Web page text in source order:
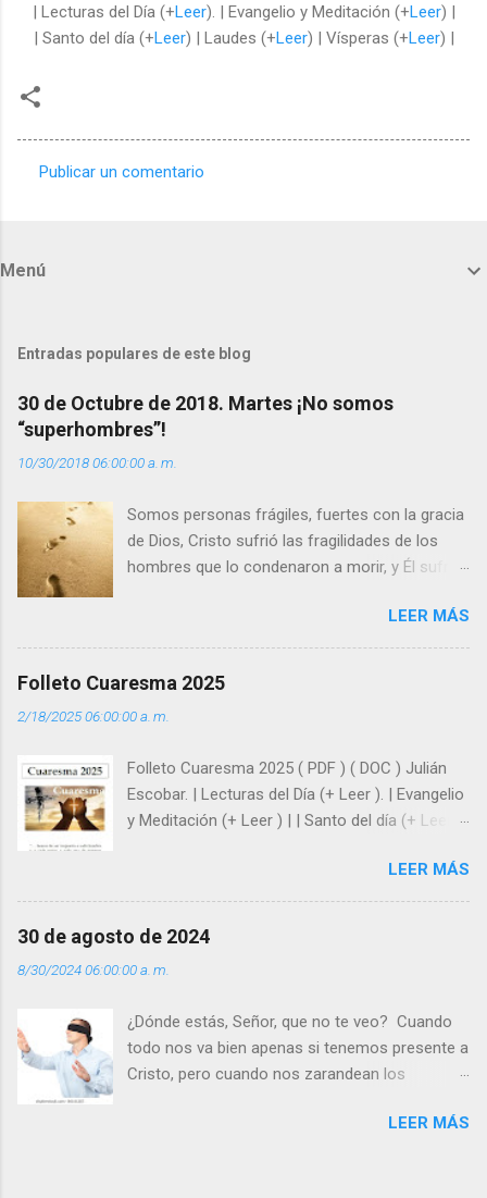
| Lecturas del Día (+Leer). | Evangelio y Meditación (+Leer) |
| Santo del día (+Leer) | Laudes (+Leer) | Vísperas (+Leer) |
t
r
i
o
s
Publicar un comentario
Menú
Entradas populares de este blog
30 de Octubre de 2018. Martes ¡No somos
“superhombres”!
10/30/2018 06:00:00 a. m.
Somos personas frágiles, fuertes con la gracia
de Dios, Cristo sufrió las fragilidades de los
hombres que lo condenaron a morir, y Él sufrió
enseña Jesucristo? Que, si seguimos sus
huellas, sin ser superhombres, podemos
siempre está pendiente de nosotros. Amar es
y protegidos por nosotros. “ Señor, soy un
árbol sin frutos, pero tú me das la savia para
que al menos mis ramas y hojas den sombra
super hombre? - ¿Superas tu fragilidad con la
gracia de Dios? Julián Escobar. | Lecturas del
Día (+ Leer ). | Evangelio y Meditación (+ Leer ) |
LEER MÁS
Folleto Cuaresma 2025
2/18/2025 06:00:00 a. m.
Folleto Cuaresma 2025 ( PDF ) ( DOC ) Julián
Escobar. | Lecturas del Día (+ Leer ). | Evangelio
y Meditación (+ Leer ) | | Santo del día (+ Leer )
LEER MÁS
30 de agosto de 2024
8/30/2024 06:00:00 a. m.
¿Dónde estás, Señor, que no te veo? Cuando
todo nos va bien apenas si tenemos presente a
Cristo, pero cuando nos zarandean los
“¿Dónde estás, Señor, que no te veo, que me
LEER MÁS